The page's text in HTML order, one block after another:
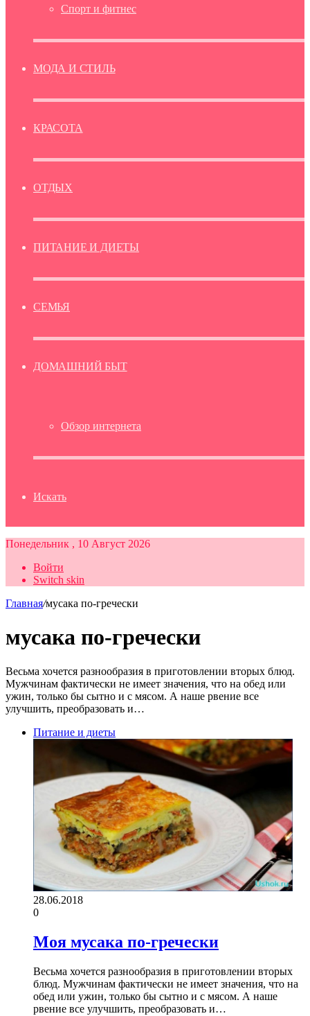
Спорт и фитнес
МОДА И СТИЛЬ
КРАСОТА
ОТДЫХ
ПИТАНИЕ И ДИЕТЫ
СЕМЬЯ
ДОМАШНИЙ БЫТ
Обзор интернета
Искать
Понедельник , 10 Август 2026
Войти
Switch skin
Главная/мусака по-гречески
мусака по-гречески
Весьма хочется разнообразия в приготовлении вторых блюд.
Мужчинам фактически не имеет значения, что на обед или
ужин, только бы сытно и с мясом. А наше рвение все
улучшить, преобразовать и…
Питание и диеты
28.06.2018
0
Моя мусака по-гречески
Весьма хочется разнообразия в приготовлении вторых
блюд. Мужчинам фактически не имеет значения, что на
обед или ужин, только бы сытно и с мясом. А наше
рвение все улучшить, преобразовать и…